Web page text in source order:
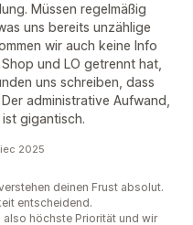
Müssen regelmäßig
uns bereits unzählige
wir auch keine Info
und LO getrennt hat,
uns schreiben, dass
administrative Aufwand,
gigantisch.
2025
deinen Frust absolut.
entscheidend.
höchste Priorität und wir